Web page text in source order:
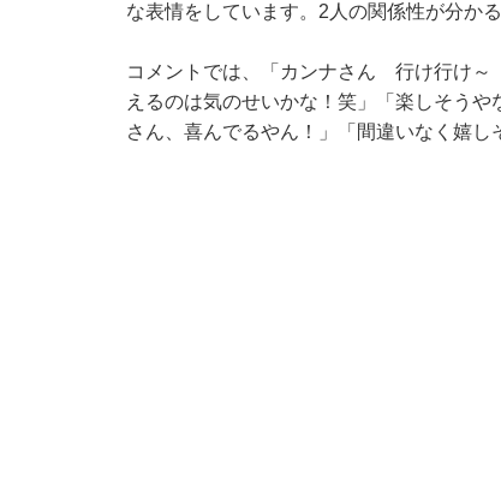
な表情をしています。2人の関係性が分か
コメントでは、「カンナさん 行け行け
えるのは気のせいかな！笑」「楽しそう
さん、喜んでるやん！」「間違いなく嬉し